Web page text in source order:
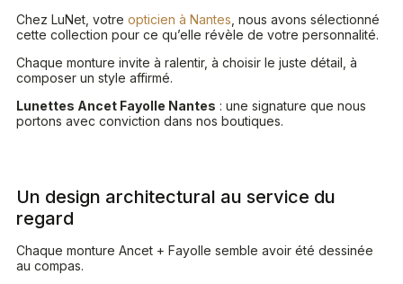
Chez LuNet, votre opticien à Nantes , nous avons sélectionné
cette collection pour ce qu’elle révèle de votre personnalité.
Chaque monture invite à ralentir, à choisir le juste détail, à
composer un style affirmé.
Lunettes Ancet Fayolle Nantes : une signature que nous
portons avec conviction dans nos boutiques.
Un design architectural au service du
regard
Chaque monture Ancet + Fayolle semble avoir été dessinée
au compas.